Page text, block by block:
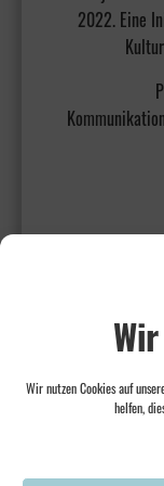
Wir nutzen Cookies auf
helfen,
2022. Eine